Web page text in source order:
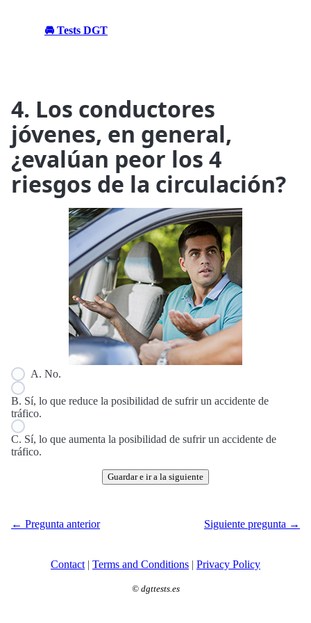
🚘 Tests DGT
4. Los conductores
jóvenes, en general,
¿evalúan peor los 4
riesgos de la circulación?
A. No.
B. Sí, lo que reduce la posibilidad de sufrir un accidente de
tráfico.
C. Sí, lo que aumenta la posibilidad de sufrir un accidente de
tráfico.
Guardar e ir a la siguiente
← Pregunta anterior Siguiente pregunta →
Contact | Terms and Conditions | Privacy Policy
© dgttests.es